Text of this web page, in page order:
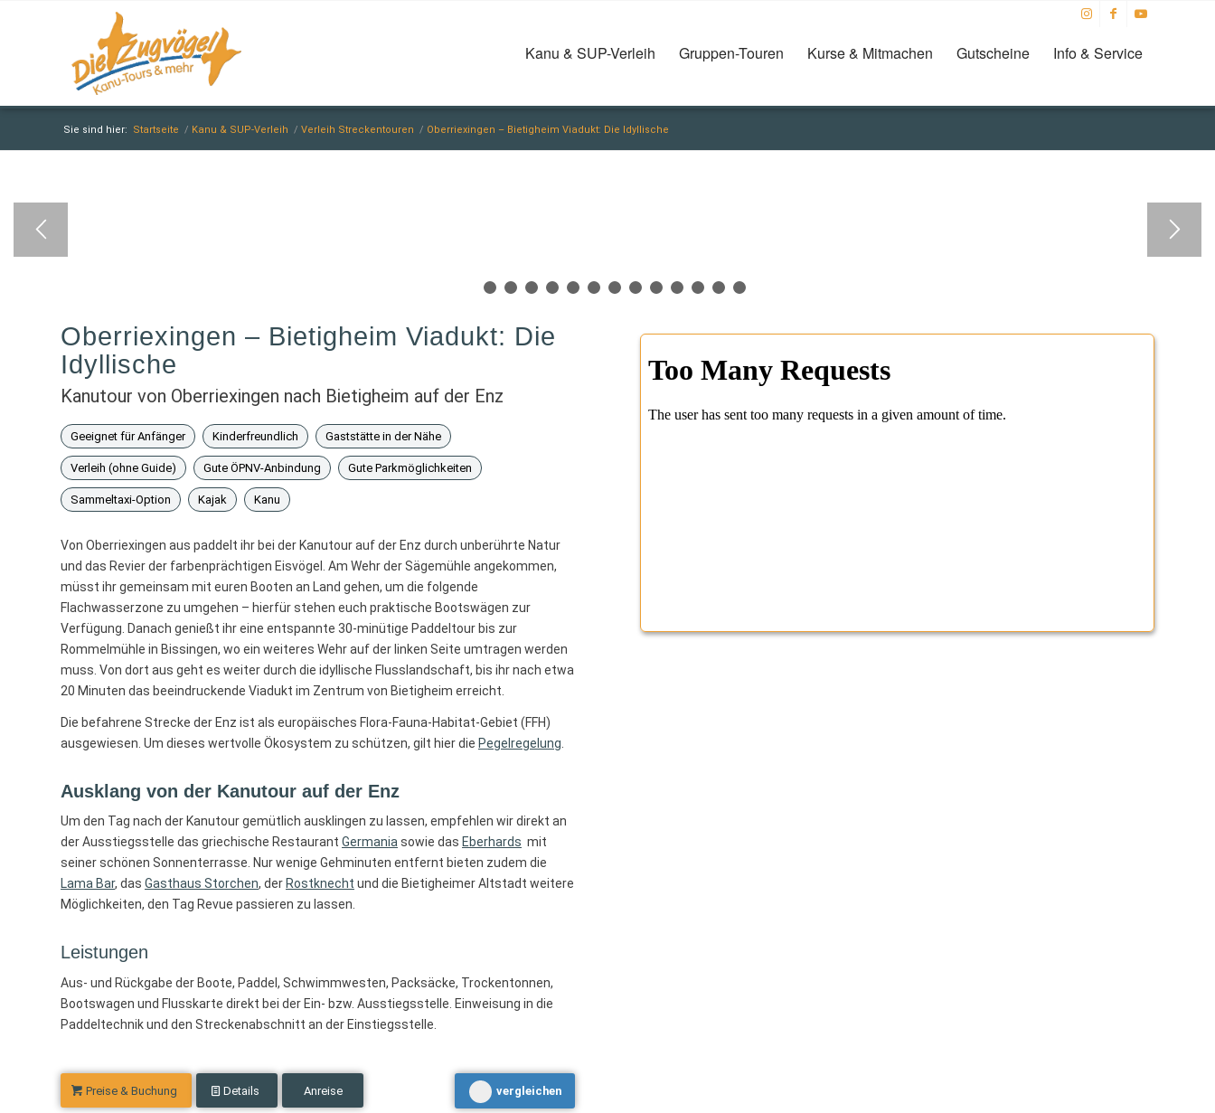
Kanu & SUP-Verleih Gruppen-Touren Kurse & Mitmachen Gutscheine Info & Service
Sie sind hier: Startseite / Kanu & SUP-Verleih / Verleih Streckentouren / Oberriexingen – Bietigheim Viadukt: Die Idyllische
Oberriexingen – Bietigheim Viadukt: Die
Idyllische
Kanutour von Oberriexingen nach Bietigheim auf der Enz
Geeignet für Anfänger Kinderfreundlich Gaststätte in der Nähe
Verleih (ohne Guide) Gute ÖPNV-Anbindung Gute Parkmöglichkeiten
Sammeltaxi-Option Kajak Kanu
Von Oberriexingen aus paddelt ihr bei der Kanutour auf der Enz durch unberührte Natur
und das Revier der farbenprächtigen Eisvögel. Am Wehr der Sägemühle angekommen,
müsst ihr gemeinsam mit euren Booten an Land gehen, um die folgende
Flachwasserzone zu umgehen – hierfür stehen euch praktische Bootswägen zur
Verfügung. Danach genießt ihr eine entspannte 30-minütige Paddeltour bis zur
Rommelmühle in Bissingen, wo ein weiteres Wehr auf der linken Seite umtragen werden
muss. Von dort aus geht es weiter durch die idyllische Flusslandschaft, bis ihr nach etwa
20 Minuten das beeindruckende Viadukt im Zentrum von Bietigheim erreicht.
Die befahrene Strecke der Enz ist als europäisches Flora-Fauna-Habitat-Gebiet (FFH)
ausgewiesen. Um dieses wertvolle Ökosystem zu schützen, gilt hier die Pegelregelung
Ausklang von der Kanutour auf der Enz
Um den Tag nach der Kanutour gemütlich ausklingen zu lassen, empfehlen wir direkt an
der Ausstiegsstelle das griechische Restaurant Germaniasowie das Eberhards mit
seiner schönen Sonnenterrasse. Nur wenige Gehminuten entfernt bieten zudem die
Lama Bar, das Gasthaus Storchen, der Rostknecht und die Bietigheimer Altstadt weitere
Möglichkeiten, den Tag Revue passieren zu lassen.
Leistungen
Aus- und Rückgabe der Boote, Paddel, Schwimmwesten, Packsäcke, Trockentonnen,
Bootswagen und Flusskarte direkt bei der Ein- bzw. Ausstiegsstelle. Einweisung in die
Paddeltechnik und den Streckenabschnitt an der Einstiegsstelle.
Preise & Buchung Details Anreise vergleichen